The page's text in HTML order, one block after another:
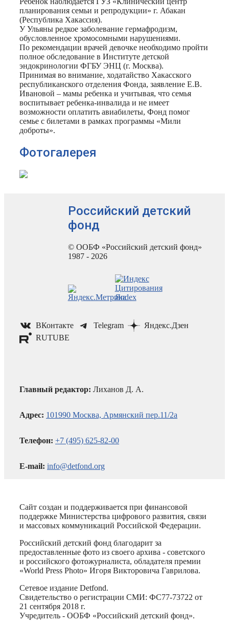
планирования семьи и репродукции» г. Абакан
(Республика Хакассия).
У Ульяны редкое заболевание гермафродизм,
обусловленное хромосомными нарушениями.
По рекомендации врачей девочке необходимо пройти
полное обследование в Институте детской
эндокринологии ФГБУ ЭНЦ (г. Москва).
Принимая во внимание, ходатайство Хакасского
республиканского отделения Фонда, заявление Е.В.
Ивановой – мамы ребенка и учитывая, что семья
воспитывает ребенка-инвалида и не имеет
возможности оплатить авиабилеты, Фонд помог
семье с билетами в рамках программы «Мили
доброты».
Фотогалерея
Российский детский
фонд
© ООБФ «Российский детский фонд»
1987 - 2026
ВКонтакте Telegram
Яндекс.Дзен
RUTUBE
Главный редактор: Лиханов Д. А.
Адрес: 101990 Москва, Армянский пер.11/2а
Телефон: +7 (495) 625-82-00
E-mail: info@detfond.org
Сайт создан и поддерживается при финансовой
поддержке Министерства цифрового развития, связи
и массовых коммуникаций Российской Федерации.
Российский детский фонд благодарит за
предоставленные фото из своего архива - советского
и российского фотожурналиста, обладателя премии
«World Press Photo» Игоря Викторовича Гаврилова.
Сетевое издание Detfond.
Свидетельство о регистрации СМИ: ФС77-73722 от
21 сентября 2018 г.
Учредитель - ООБФ «Российский детский фонд».